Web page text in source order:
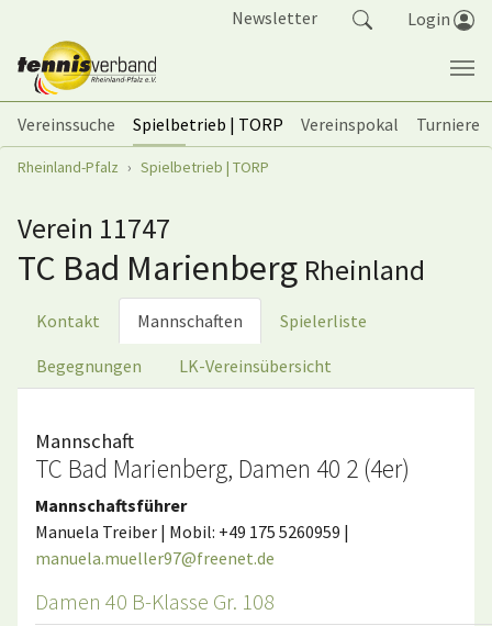
Newsletter Login
Vereinssuche Spielbetrieb | TORP Vereinspokal
Turniere
Sie sind hier:
Rheinland-Pfalz Spielbetrieb | TORP
Verein 11747
TC Bad Marienberg Rheinland
Kontakt Mannschaften Spielerliste
Begegnungen LK-Vereinsübersicht
Mannschaft
TC Bad Marienberg, Damen 40 2 (4er)
Mannschaftsführer
Manuela Treiber | Mobil: +49 175 5260959 |
manuela.mueller97@freenet.de
Damen 40 B-Klasse Gr. 108